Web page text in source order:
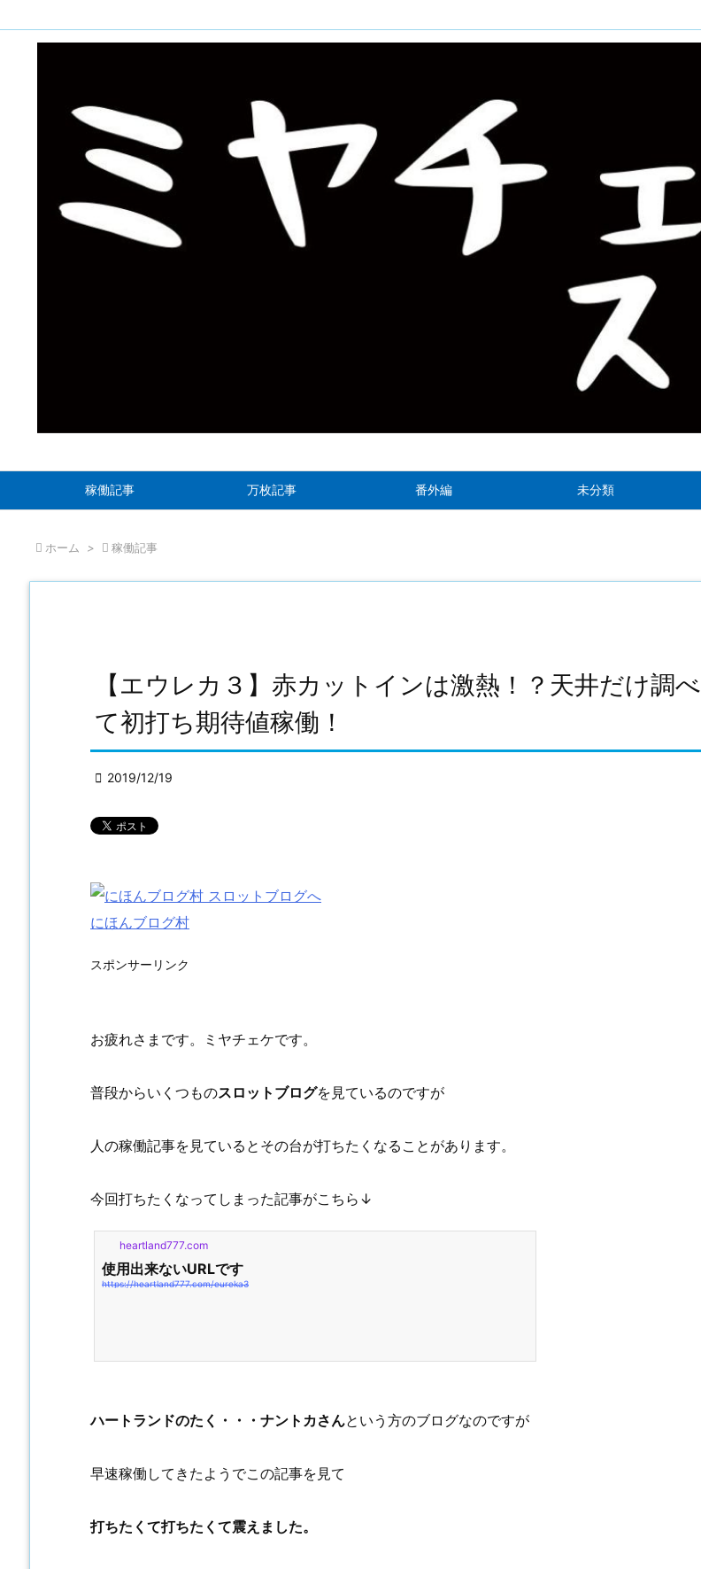
稼働記事 万枚記事 番外編 未分類
 ホーム >  稼働記事
【エウレカ３】赤カットインは激熱！？天井だけ調べ
て初打ち期待値稼働！
 2019/12/19
にほんブログ村
スポンサーリンク
お疲れさまです。ミヤチェケです。
普段からいくつものスロットブログを見ているのですが
人の稼働記事を見ているとその台が打ちたくなることがあります。
今回打ちたくなってしまった記事がこちら↓
heartland777.com
使用出来ないURLです
https://heartland777.com/eureka3
ハートランドのたく・・・ナントカさんという方のブログなのですが
早速稼働してきたようでこの記事を見て
打ちたくて打ちたくて震えました。